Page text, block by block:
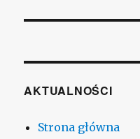
AKTUALNOŚCI
Strona główna